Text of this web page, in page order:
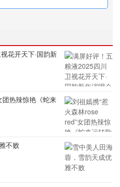
花开天下·国韵新
团热辣惊艳《蛇来
不败